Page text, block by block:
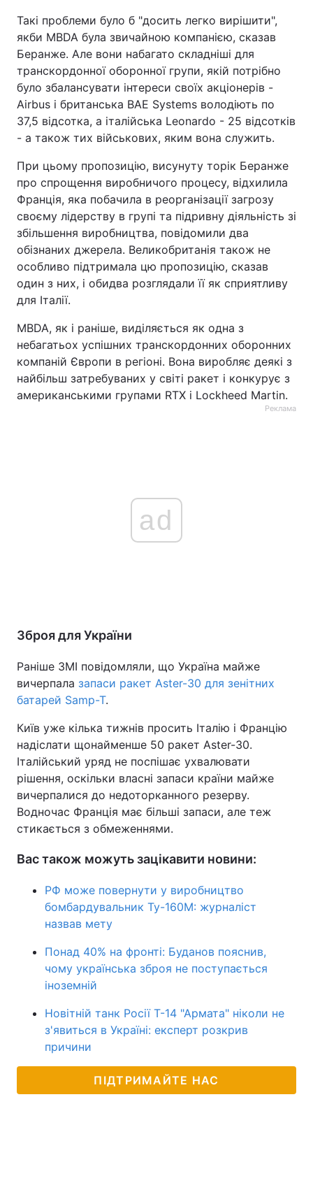
Такі проблеми було б "досить легко вирішити",
якби MBDA була звичайною компанією, сказав
Беранже. Але вони набагато складніші для
транскордонної оборонної групи, якій потрібно
було збалансувати інтереси своїх акціонерів -
Airbus і британська BAE Systems володіють по
37,5 відсотка, а італійська Leonardo - 25 відсотків
- а також тих військових, яким вона служить.
При цьому пропозицію, висунуту торік Беранже
про спрощення виробничого процесу, відхилила
Франція, яка побачила в реорганізації загрозу
своєму лідерству в групі та підривну діяльність зі
збільшення виробництва, повідомили два
обізнаних джерела. Великобританія також не
особливо підтримала цю пропозицію, сказав
один з них, і обидва розглядали її як сприятливу
для Італії.
MBDA, як і раніше, виділяється як одна з
небагатьох успішних транскордонних оборонних
компаній Європи в регіоні. Вона виробляє деякі з
найбільш затребуваних у світі ракет і конкурує з
американськими групами RTX і Lockheed Martin.
Реклама
ad
Зброя для України
Раніше ЗМІ повідомляли, що Україна майже
вичерпала запаси ракет Aster-30 для зенітних
батарей Samp-T.
Київ уже кілька тижнів просить Італію і Францію
надіслати щонайменше 50 ракет Aster-30.
Італійський уряд не поспішає ухвалювати
рішення, оскільки власні запаси країни майже
вичерпалися до недоторканного резерву.
Водночас Франція має більші запаси, але теж
стикається з обмеженнями.
Вас також можуть зацікавити новини:
РФ може повернути у виробництво
бомбардувальник Ту-160М: журналіст
назвав мету
Понад 40% на фронті: Буданов пояснив,
чому українська зброя не поступається
іноземній
Новітній танк Росії Т-14 "Армата" ніколи не
з'явиться в Україні: експерт розкрив
причини
ПІДТРИМАЙТЕ НАС